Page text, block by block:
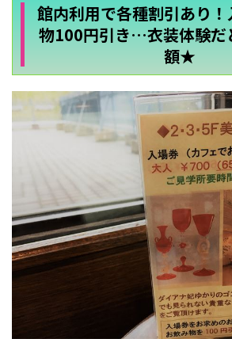
館内利用で各種割引あり
物100円引き…衣装体験だ
額★